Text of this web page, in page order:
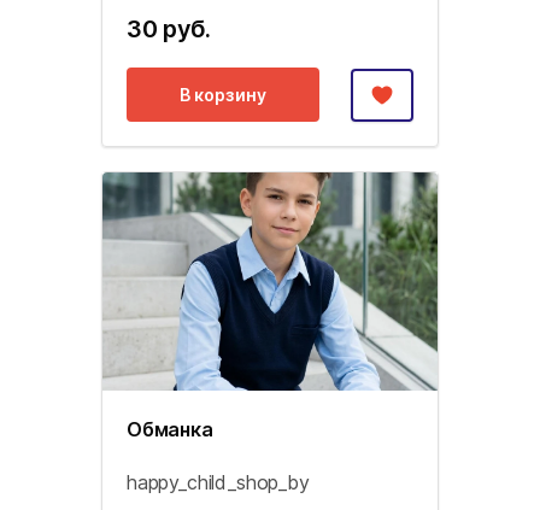
30 руб.
В корзину
Обманка
happy_child_shop_by